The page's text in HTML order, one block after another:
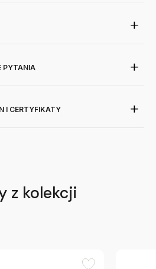
PYTANIA
I CERTYFIKATY
z kolekcji